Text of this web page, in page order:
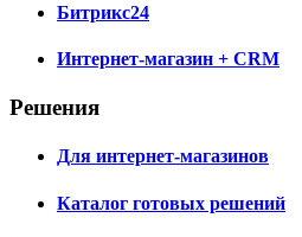
Битрикс24
Интернет-магазин + CRM
Решения
Для интернет-магазинов
Каталог готовых решений